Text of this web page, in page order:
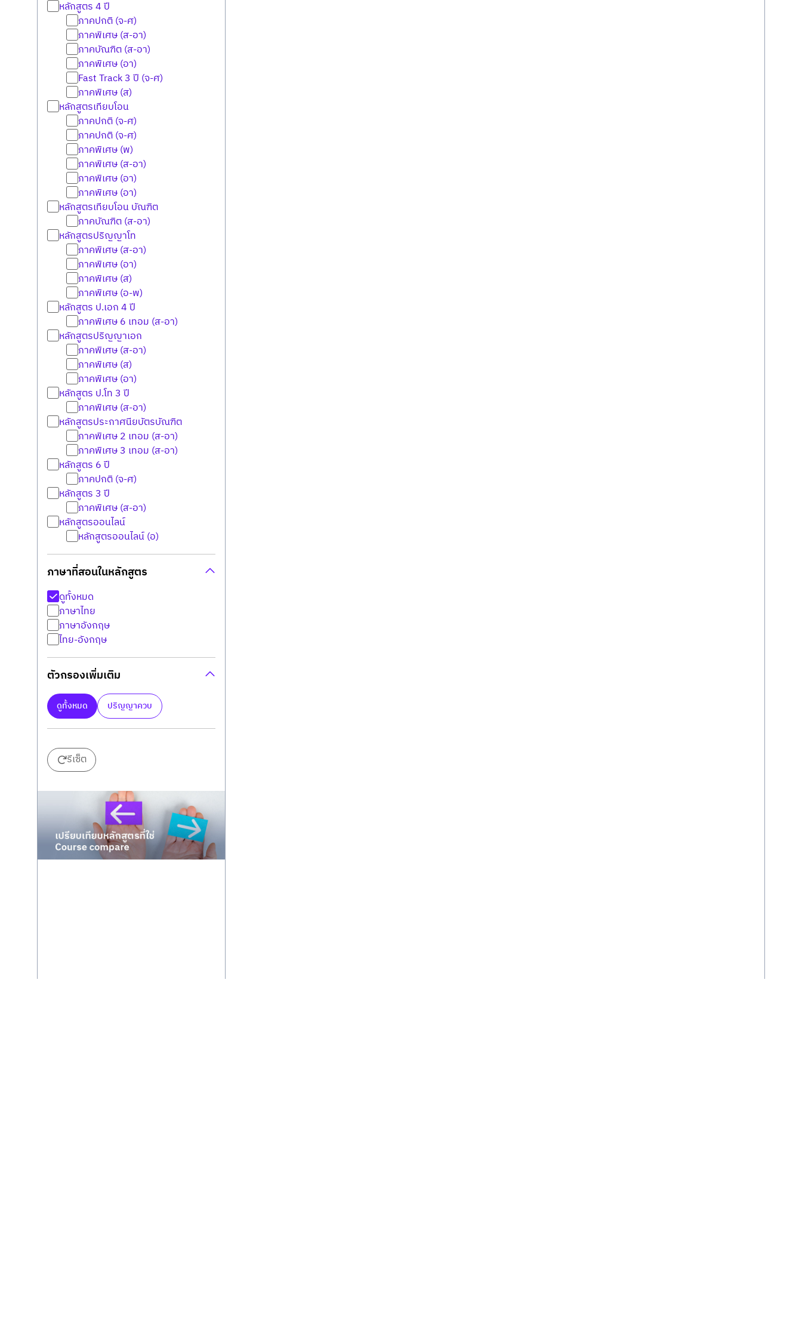
หลักสูตร 4 ปี
ภาคปกติ (จ-ศ)
ภาคพิเศษ (ส-อา)
ภาคบัณฑิต (ส-อา)
ภาคพิเศษ (อา)
Fast Track 3 ปี (จ-ศ)
ภาคพิเศษ (ส)
หลักสูตรเทียบโอน
ภาคปกติ (จ-ศ)
ภาคปกติ (จ-ศ)
ภาคพิเศษ (พ)
ภาคพิเศษ (ส-อา)
ภาคพิเศษ (อา)
ภาคพิเศษ (อา)
หลักสูตรเทียบโอน บัณฑิต
ภาคบัณฑิต (ส-อา)
หลักสูตรปริญญาโท
ภาคพิเศษ (ส-อา)
ภาคพิเศษ (อา)
ภาคพิเศษ (ส)
ภาคพิเศษ (อ-พ)
หลักสูตร ป.เอก 4 ปี
ภาคพิเศษ 6 เทอม (ส-อา)
หลักสูตรปริญญาเอก
ภาคพิเศษ (ส-อา)
ภาคพิเศษ (ส)
ภาคพิเศษ (อา)
หลักสูตร ป.โท 3 ปี
ภาคพิเศษ (ส-อา)
หลักสูตรประกาศนียบัตรบัณฑิต
ภาคพิเศษ 2 เทอม (ส-อา)
ภาคพิเศษ 3 เทอม (ส-อา)
หลักสูตร 6 ปี
ภาคปกติ (จ-ศ)
หลักสูตร 3 ปี
ภาคพิเศษ (ส-อา)
หลักสูตรออนไลน์
หลักสูตรออนไลน์ (อ)
ภาษาที่สอนในหลักสูตร
ดูทั้งหมด
ภาษาไทย
ภาษาอังกฤษ
ไทย-อังกฤษ
ตัวกรองเพิ่มเติม
ดูทั้งหมด ปริญญาควบ
รีเซ็ต